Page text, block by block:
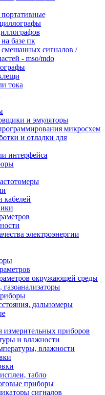
базе пк
сигналов /
- mso/mdo
тока
и эмуляторы
микросхем
и отладки для
интерфейса
кабелей
электроэнергии
окружающей среды
газоанализаторы
дальномеры
измерительных приборов
и влажности
влажности
табло
приборы
сигналов